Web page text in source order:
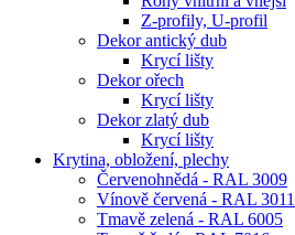
Z-profily, U-profil
Dekor antický dub
Krycí lišty
Dekor ořech
Krycí lišty
Dekor zlatý dub
Krycí lišty
Krytina, obložení, plechy
Červenohnědá - RAL 3009
Vínově červená - RAL 3011
Tmavě zelená - RAL 6005